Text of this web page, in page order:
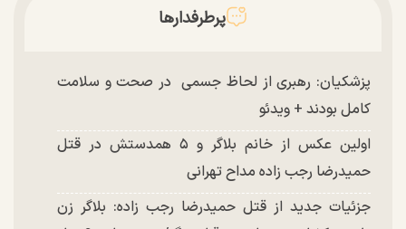
پرطرفدارها
پزشکیان: رهبری از لحاظ جسمی در صحت و سلامت
کامل بودند + ویدئو
اولین عکس از خانم بلاگر و ۵ همدستش در قتل
حمیدرضا رجب زاده مداح تهرانی
جزئیات جدید از قتل حمیدرضا رجب زاده: بلاگر زن